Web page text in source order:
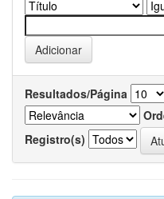
Resultados/Página
Registro(s)